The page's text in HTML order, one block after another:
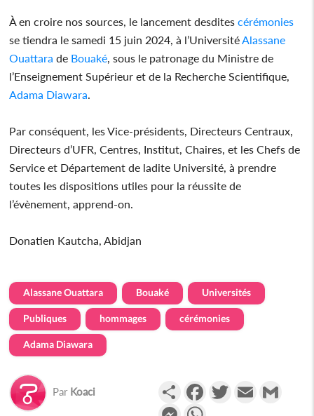
À en croire nos sources, le lancement desditescérémonies
se tiendra le samedi 15 juin 2024, à l’Université Alassane
Ouattara de Bouaké , sous le patronage du Ministre de
l’Enseignement Supérieur et de la Recherche Scientifique,
Adama Diawara
Par conséquent, les Vice-présidents, Directeurs Centraux,
Directeurs d’UFR, Centres, Institut, Chaires, et les Chefs de
Service et Département de ladite Université, à prendre
toutes les dispositions utiles pour la réussite de
l’évènement, apprend-on.
Donatien Kautcha, Abidjan
Alassane Ouattara Bouaké Universités
Publiques hommages cérémonies
Adama Diawara
Par Koaci PartagerFacebookTwitterEmail
Messenger